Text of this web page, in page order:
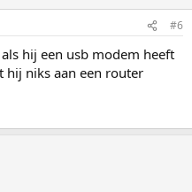
#6
hij een usb modem heeft
niks aan een router